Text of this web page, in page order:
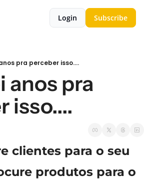
Login Subscribe
pra perceber isso....
anos pra
isso....
clientes para o seu
produtos para o